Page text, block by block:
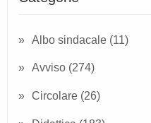
Albo sindacale (11)
Avviso (274)
Circolare (26)